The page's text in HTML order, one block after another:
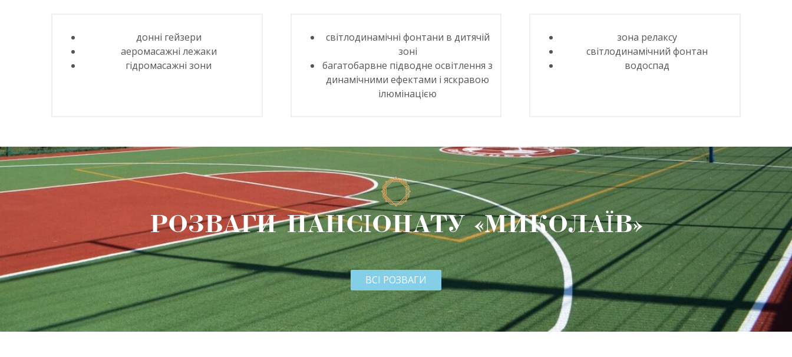
донні гейзери
аеромасажні лежаки
гідромасажні зони
світлодинамічні фонтани в дитячій
зоні
багатобарвне підводне освітлення з
динамічними ефектами і яскравою
ілюмінацією
зона релаксу
світлодинамічний фонтан
водоспад
РОЗВАГИ ПАНСІОНАТУ «МИКОЛАЇВ»
ВСІ РОЗВАГИ